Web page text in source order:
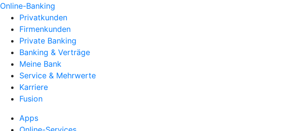
Online-Banking
Privatkunden
Firmenkunden
Private Banking
Banking & Verträge
Meine Bank
Service & Mehrwerte
Karriere
Fusion
Apps